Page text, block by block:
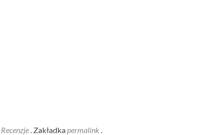
Recenzje . Zakładka permalink